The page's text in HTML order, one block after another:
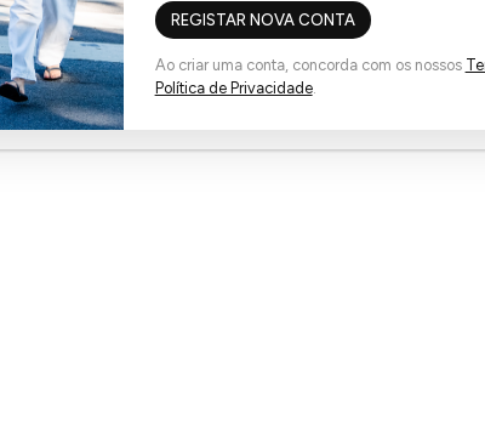
REGISTAR NOVA CONTA
Ao criar uma conta, concorda com os nossos
Política de Privacidade.